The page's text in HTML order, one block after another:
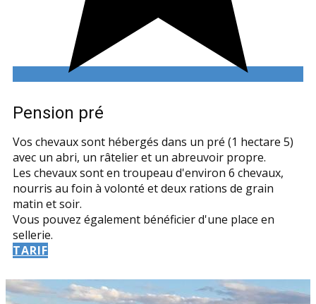
Pension pré
Vos chevaux sont hébergés dans un pré (1 hectare 5)
avec un abri, un râtelier et un abreuvoir propre.
Les chevaux sont en troupeau d'environ 6 chevaux,
nourris au foin à volonté et deux rations de grain
matin et soir.
Vous pouvez également bénéficier d'une place en
sellerie.
TARIF